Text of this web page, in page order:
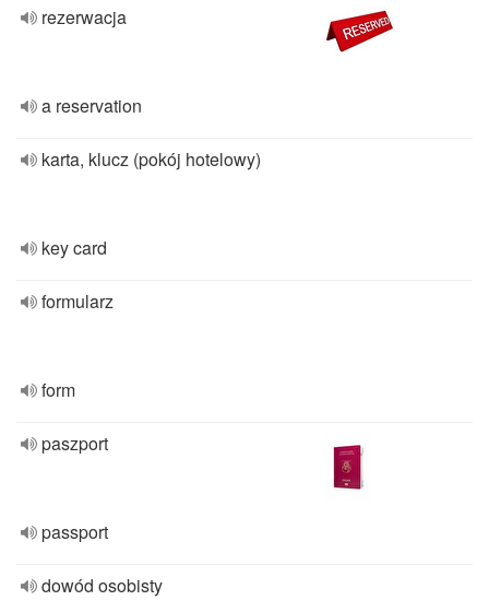
rezerwacja
a reservation
karta, klucz (pokój hotelowy)
key card
formularz
form
paszport
passport
dowód osobisty